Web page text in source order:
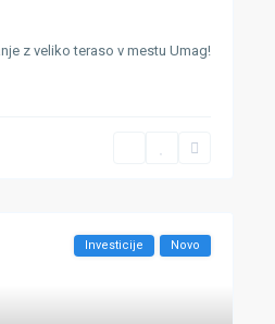
z veliko teraso v mestu Umag!
Investicije Novo